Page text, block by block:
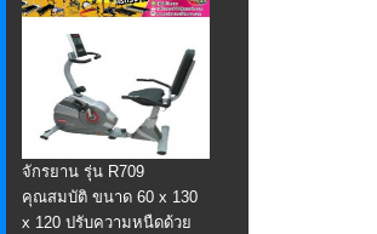
จักรยาน รุ่น R709
คุณสมบัติ ขนาด 60 x 130
x 120 ปรับความหนืดด้วย